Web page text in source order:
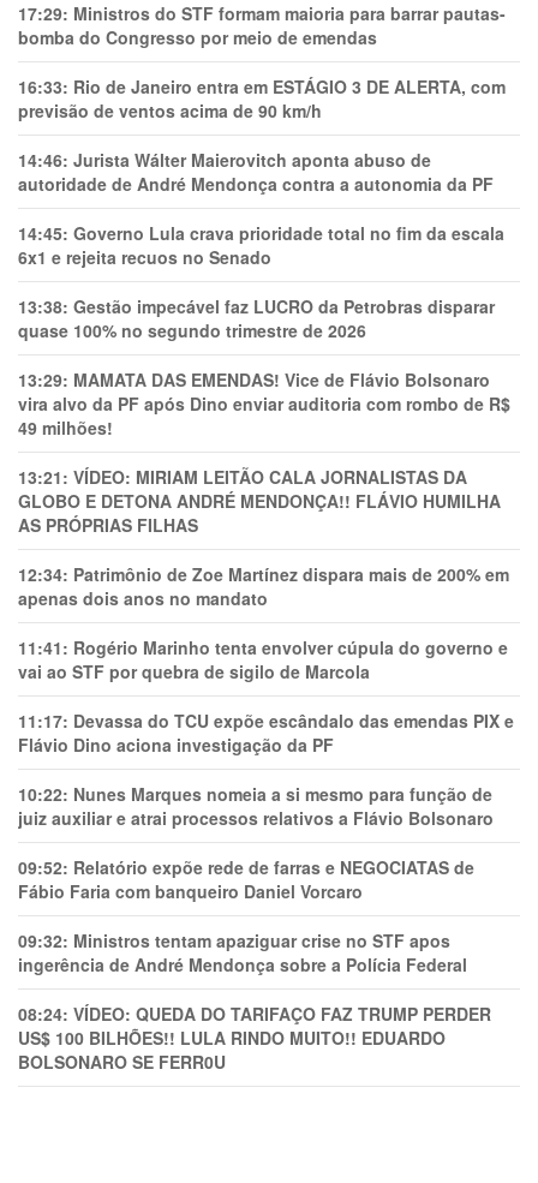
17:29: Ministros do STF formam maioria para barrar pautas-
bomba do Congresso por meio de emendas
16:33: Rio de Janeiro entra em ESTÁGIO 3 DE ALERTA, com
previsão de ventos acima de 90 km/h
14:46: Jurista Wálter Maierovitch aponta abuso de
autoridade de André Mendonça contra a autonomia da PF
14:45: Governo Lula crava prioridade total no fim da escala
6x1 e rejeita recuos no Senado
13:38: Gestão impecável faz LUCRO da Petrobras disparar
quase 100% no segundo trimestre de 2026
13:29: MAMATA DAS EMENDAS! Vice de Flávio Bolsonaro
vira alvo da PF após Dino enviar auditoria com rombo de R$
49 milhões!
13:21: VÍDEO: MIRIAM LEITÃO CALA JORNALISTAS DA
GLOBO E DETONA ANDRÉ MENDONÇA!! FLÁVIO HUMILHA
AS PRÓPRIAS FILHAS
12:34: Patrimônio de Zoe Martínez dispara mais de 200% em
apenas dois anos no mandato
11:41: Rogério Marinho tenta envolver cúpula do governo e
vai ao STF por quebra de sigilo de Marcola
11:17: Devassa do TCU expõe escândalo das emendas PIX e
Flávio Dino aciona investigação da PF
10:22: Nunes Marques nomeia a si mesmo para função de
juiz auxiliar e atrai processos relativos a Flávio Bolsonaro
09:52: Relatório expõe rede de farras e NEGOCIATAS de
Fábio Faria com banqueiro Daniel Vorcaro
09:32: Ministros tentam apaziguar crise no STF apos
ingerência de André Mendonça sobre a Polícia Federal
08:24: VÍDEO: QUEDA DO TARIFAÇO FAZ TRUMP PERDER
US$ 100 BILHÕES!! LULA RINDO MUITO!! EDUARDO
BOLSONARO SE FERR0U